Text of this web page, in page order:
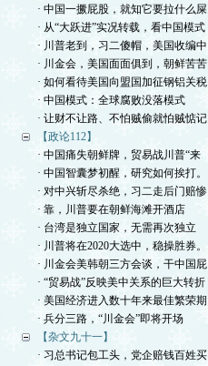
· 中国一撅屁股，就知它要拉什么屎
· 从“大跃进”实况转载，看中国模式
· 川普老到，习二傻帽，美国收编中
· 川金会，美国面面俱到，朝鲜苦苦
· 如何看待美国向盟国加征钢铝关税
· 中国模式：全球腐败没落模式
· 让财不让路、不怕贼偷就怕贼惦记
【政论112】
· 中国痛失朝鲜牌，贸易战川普“来
· 中国智囊梦初醒，研究如何挨打。
· 对中兴斩尽杀绝，习二走后门赔惨
· 靠，川普要在朝鲜海滩开酒店
· 台湾是独立国家，无需再次独立
· 川普将在2020大选中，稳操胜券。
· 川金会美韩朝三方会谈，干中国屁
· “贸易战”反映美中关系的巨大转折
· 美国经济进入数十年来最佳繁荣期
· 兵分三路，“川金会”即将开场
【杂文九十一】
· 习总书记包工头，党企赔钱百姓买